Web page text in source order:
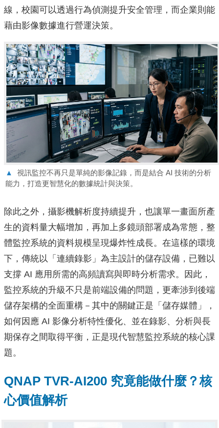
線，校園可以透過行為偵測提升安全管理，而企業則能
藉由影像數據進行營運決策。
▲
視訊監控不再只是單純的影像記錄，而是結合 AI 技術的分析
能力，打造更智慧化的數據統計與決策。
除此之外，攝影機解析度持續提升，也讓單一畫面所產
生的資料量大幅增加，再加上多鏡頭部署成為常態，整
體監控系統的資料規模呈現爆炸性成長。在這樣的環境
下，傳統以「連續錄影」為主設計的儲存設備，已難以
支撐 AI 應用所需的高頻讀寫與即時分析需求。因此，
監控系統的升級不只是前端設備的問題，更牽涉到後端
儲存架構的全面重構－其中的關鍵正是「儲存媒體」，
如何因應 AI 影像分析特性優化、並在錄影、分析與長
期保存之間取得平衡，正是現代智慧監控系統的核心課
題。
QNAP TVR-AI200 究竟能做什麼？核
⼼價值解析